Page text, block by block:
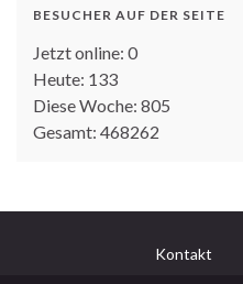
BESUCHER AUF DER SEITE
Jetzt online: 0
Heute: 133
Diese Woche: 805
Gesamt: 468262
Kontakt